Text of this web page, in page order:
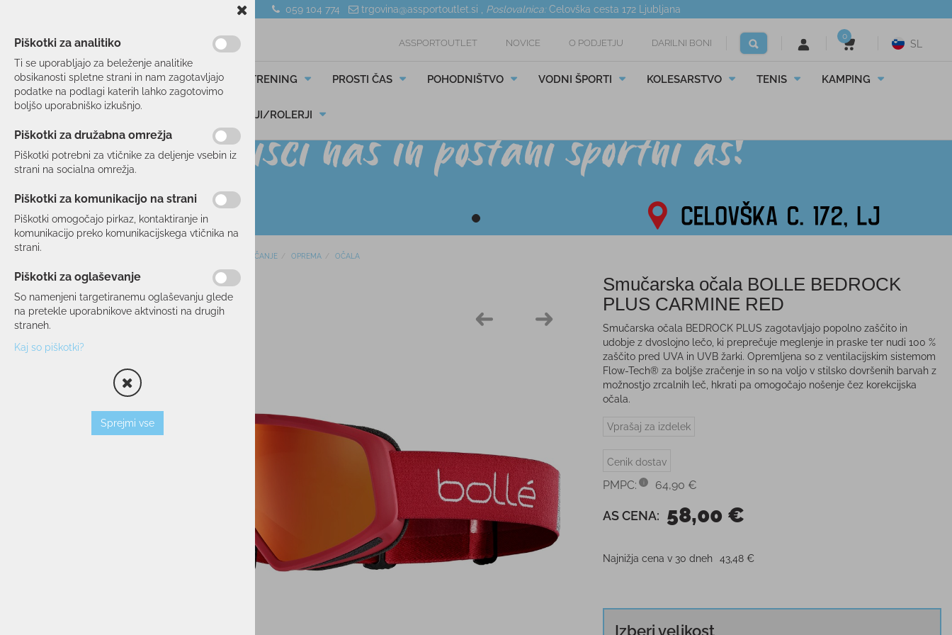
059 104 774 trgovina@assportoutlet.si Poslovalnica: Celovška cesta 172Ljubljana
ASSPORTOUTLET NOVICE O PODJETJU DARILNI BONI
0
SL
SMUČANJE TEK/TRENING PROSTI ČAS POHODNIŠTVO VODNI ŠPORTI KOLESARSTVO TENIS KAMPING
DARILNI BONI SKIROJI/ROLERJI
OBLAČILA
SMUČANJE OPREMA OČALA
11 %
Smučarska očala BOLLE BEDROCK
PLUS CARMINE RED
Smučarska očala BEDROCK PLUS zagotavljajo popolno zaščito in
udobje z dvoslojno lečo, ki preprečuje meglenje in praske ter nudi 100 %
zaščito pred UVA in UVB žarki. Opremljena so z ventilacijskim sistemom
Flow-Tech® za boljše zračenje in so na voljo v stilsko dovršenih barvah z
možnostjo zrcalnih leč, hkrati pa omogočajo nošenje čez korekcijska
očala.
Vprašaj za izdelek
Cenik dostav
PMPC: 64,90 €
AS CENA: 58,00 €
Najnižja cena v 30 dneh 43,48 €
Izberi velikost
Piškotki za analitiko
Ti se uporabljajo za beleženje analitike
obsikanosti spletne strani in nam zagotavljajo
podatke na podlagi katerih lahko zagotovimo
boljšo uporabniško izkušnjo.
Piškotki za družabna omrežja
Piškotki potrebni za vtičnike za deljenje vsebin iz
strani na socialna omrežja.
Piškotki za komunikacijo na strani
Piškotki omogočajo pirkaz, kontaktiranje in
komunikacijo preko komunikacijskega vtičnika na
strani.
Piškotki za oglaševanje
So namenjeni targetiranemu oglaševanju glede
na pretekle uporabnikove aktvinosti na drugih
straneh.
Kaj so piškotki?
Sprejmi vse